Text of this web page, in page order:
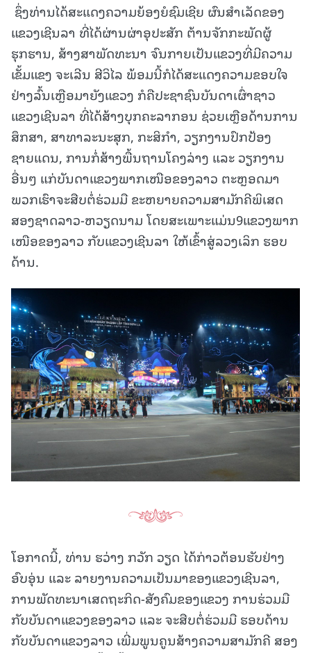
ຊຶ່ງທ່ານໄດ້ສະແດງຄວາມຍ້ອງຍໍຊົມເຊີຍ ຜົນສຳເລັດຂອງ
ແຂວງເຊີນລາ ທີ່ໄດ້ຜ່ານຜ່າອຸປະສັກ ຕ້ານຈັກກະພັດຜູ້
ຮຸກຮານ, ສ້າງສາພັດທະນາ ຈົນກາຍເປັນແຂວງທີ່ມີຄວາມ
ເຂັ້ມແຂງ ຈະເລີນ ສີວິໄລ ພ້ອມນີ້ກໍໄດ້ສະແດງຄວາມຂອບໃຈ
ຢ່າງລົ້ນເຫຼືອມາຍັງແຂວງ ກໍຄືປະຊາຊົນບັນດາເຜົ່າຊາວ
ແຂວງເຊີນລາ ທີ່ໄດ້ສ້າງບຸກຄະລາກອນ ຊ່ວຍເຫຼືອດ້ານການ
ສຶກສາ, ສາທາລະນະສຸກ, ກະສິກຳ, ວຽກງານປົກປ້ອງ
ຊາຍແດນ, ການກໍ່ສ້າງພື້ນຖານໂຄງລ່າງ ແລະ ວຽກງານ
ອື່ນໆ ແກ່ບັນດາແຂວງພາກເໜືອຂອງລາວ ຕະຫຼອດມາ
ພວກເຮົາຈະສືບຕໍ່ຮ່ວມມື ຂະຫຍາຍຄວາມສາມັກຄີພິເສດ
ສອງຊາດລາວ-ຫວຽດນາມ ໂດຍສະເພາະແມ່ນ9ແຂວງພາກ
ເໜືອຂອງລາວ ກັບແຂວງເຊີນລາ ໃຫ້ເຂົ້າສູ່ລວງເລິກ ຮອບ
ດ້ານ.
ໂອກາດນີ້, ທ່ານ ຮວ່າງ ກວັກ ວຽດ ໄດ້ກ່າວຕ້ອນຮັບຢ່າງ
ອົບອຸ່ນ ແລະ ລາຍງານຄວາມເປັນມາຂອງແຂວງເຊີນລາ,
ການພັດທະນາເສດຖະກິດ-ສັງຄົມຂອງແຂວງ ການຮ່ວມມື
ກັບບັນດາແຂວງຂອງລາວ ແລະ ຈະສືບຕໍ່ຮ່ວມມື ຮອບດ້ານ
ກັບບັນດາແຂວງລາວ ເພີ່ມພູນຄູນສ້າງຄວາມສາມັກຄີ ສອງ